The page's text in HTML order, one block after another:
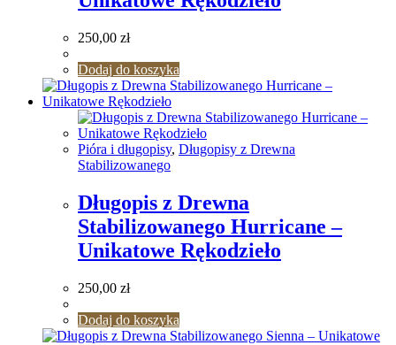
250,00 zł
Dodaj do koszyka
Pióra i długopisy, Długopisy z Drewna
Stabilizowanego
Długopis z Drewna
Stabilizowanego Hurricane –
Unikatowe Rękodzieło
250,00 zł
Dodaj do koszyka